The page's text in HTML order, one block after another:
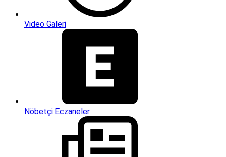
Video Galeri
Nöbetçi Eczaneler